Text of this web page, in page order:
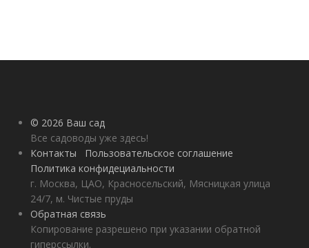
© 2026 Ваш сад
Все садоводы уже здесь!
Контакты
Пользовательское соглашение
Политика конфидециальности
г. Москва, ЦАО, Красносельский, Мясницкая улица
24/7, м. Чистые пруды
Обратная связь
Копирование разрешено при указании обратной
гиперссылки.